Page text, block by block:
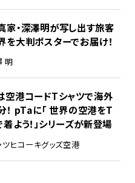
家・深澤明が写し出す旅客
を大判ポスターでお届け！
明
空港コードTシャツで海外
！ pTaに「 世界の空港をT
よう！」シリーズが新登場
ツヒコーキグッズ空港